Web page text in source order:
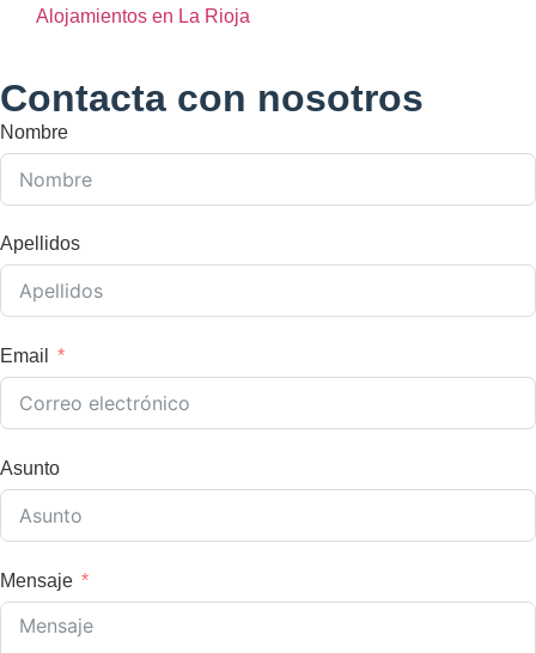
Alojamientos en La Rioja
Contacta con nosotros
Nombre
Apellidos
Email
Asunto
Mensaje